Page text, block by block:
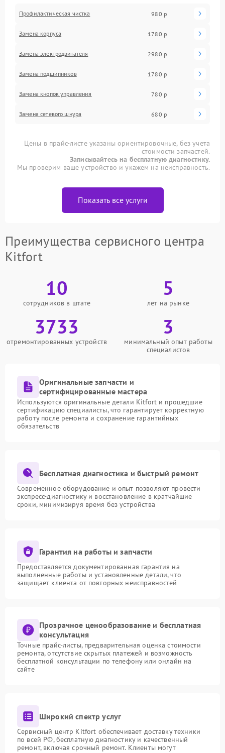
Профилактическая чистка 980 р
Замена корпуса 1780 р
Замена электродвигателя 2980 р
Замена подшипников 1780 р
Замена кнопок управления 780 р
Замена сетевого шнура 680 р
Цены в прайс-листе указаны ориентировочные, без учета
стоимости запчастей.
Записывайтесь на бесплатную диагностику.
Мы проверим ваше устройство и укажем на неисправность.
Показать все услуги
Преимущества сервисного центра
Kitfort
10
сотрудников в штате
5
лет на рынке
3733
отремонтированных устройств
3
минимальный опыт работы
специалистов
Оригинальные запчасти и
сертифицированные мастера
Используются оригинальные детали Kitfort и прошедшие
сертификацию специалисты, что гарантирует корректную
работу после ремонта и сохранение гарантийных
обязательств
Бесплатная диагностика и быстрый ремонт
Современное оборудование и опыт позволяют провести
экспресс-диагностику и восстановление в кратчайшие
сроки, минимизируя время без устройства
Гарантия на работы и запчасти
Предоставляется документированная гарантия на
выполненные работы и установленные детали, что
защищает клиента от повторных неисправностей
Прозрачное ценообразование и бесплатная
консультация
Точные прайс-листы, предварительная оценка стоимости
ремонта, отсутствие скрытых платежей и возможность
бесплатной консультации по телефону или онлайн на
сайте
Широкий спектр услуг
Сервисный центр Kitfort обеспечивает доставку техники
по всей РФ, бесплатную диагностику и качественный
ремонт, включая срочный ремонт. Клиенты могут